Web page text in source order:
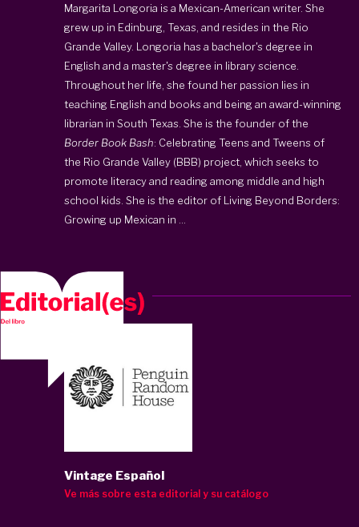
Margarita Longoria is a Mexican-American writer. She
grew up in Edinburg, Texas, and resides in the Rio
Grande Valley. Longoria has a bachelor's degree in
English and a master's degree in library science.
Throughout her life, she found her passion lies in
teaching English and books and being an award-winning
librarian in South Texas. She is the founder of the
Border Book Bash: Celebrating Teens and Tweens of
the Rio Grande Valley (BBB) project, which seeks to
promote literacy and reading among middle and high
school kids. She is the editor of Living Beyond Borders:
Growing up Mexican in ...
Vintage Español
Ve más sobre esta editorial y su catálogo